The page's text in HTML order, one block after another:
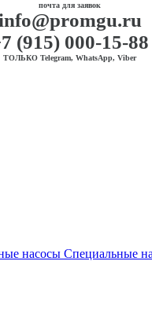
почта для заявок
(915) 000-15-88
ТОЛЬКО Telegram, WhatsApp, Viber
Специальные